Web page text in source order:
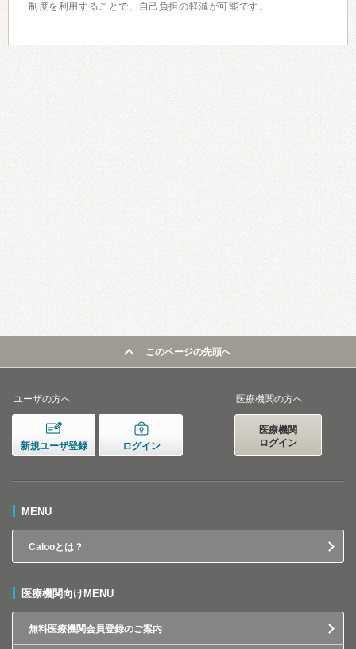
制度を利用することで、自己負担の軽減が可能です。
このページの先頭へ
ユーザの方へ
新規ユーザ登録 ログイン
医療機関の方へ
医療機関
ログイン
MENU
Calooとは？
医療機関向けMENU
無料医療機関会員登録のご案内